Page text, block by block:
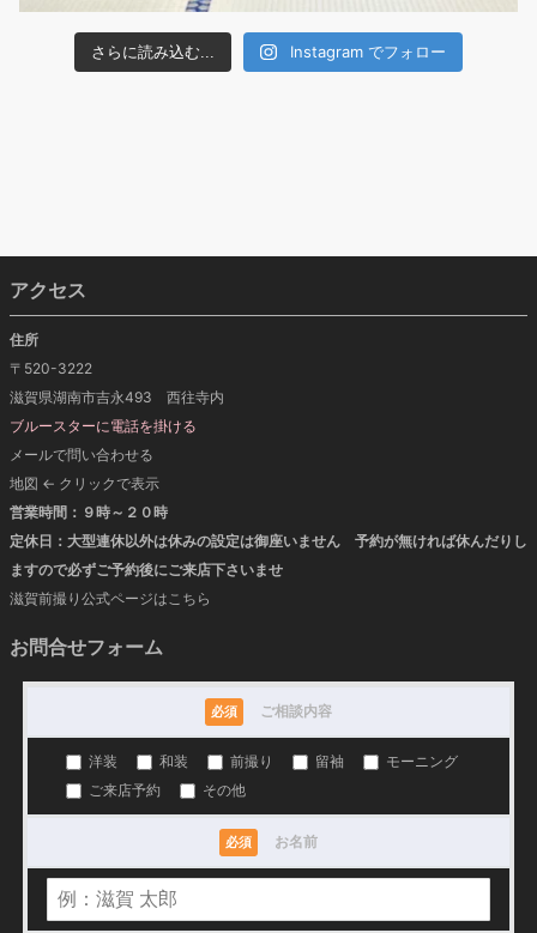
さらに読み込む... Instagram でフォロー
アクセス
住所
〒520-3222
滋賀県湖南市吉永493 西往寺内
ブルースターに電話を掛ける
メールで問い合わせる
地図 ← クリックで表示
営業時間：９時～２０時
定休日：大型連休以外は休みの設定は御座いません 予約が無ければ休んだりし
ますので必ずご予約後にご来店下さいませ
滋賀前撮り公式ページはこちら
お問合せフォーム
必須 ご相談内容
洋装 和装 前撮り 留袖
モーニング
ご来店予約
その他
必須 お名前